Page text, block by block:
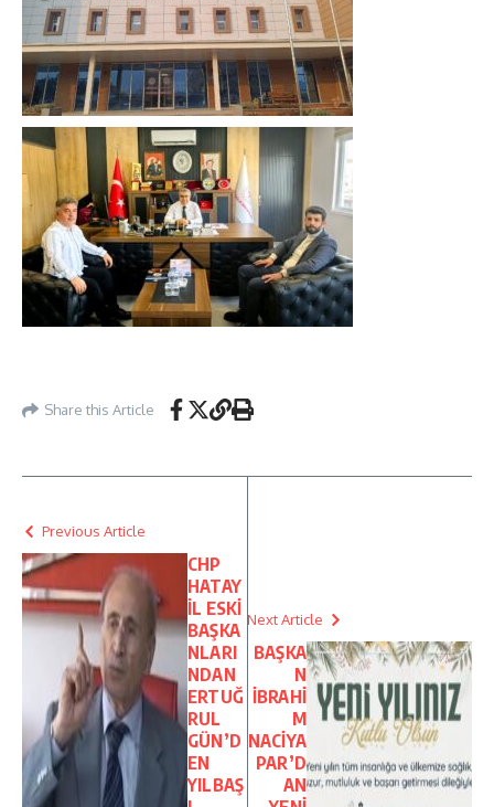
Share this Article
Previous Article
CHP
HATAY
İL ESKİ
BAŞKA
NLARI
NDAN
ERTUĞ
RUL
GÜN’D
EN
YILBAŞ
Next Article
BAŞKA
N
İBRAHİ
M
NACİYA
PAR’D
AN